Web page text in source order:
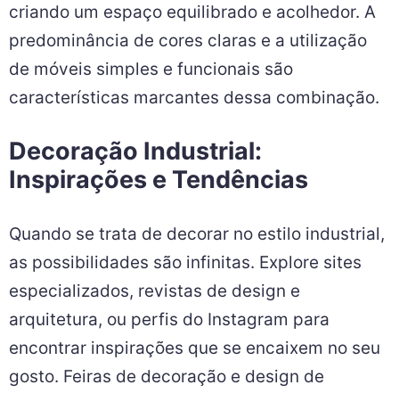
criando um espaço equilibrado e acolhedor. A
predominância de cores claras e a utilização
de móveis simples e funcionais são
características marcantes dessa combinação.
Decoração Industrial:
Inspirações e Tendências
Quando se trata de decorar no estilo industrial,
as possibilidades são infinitas. Explore sites
especializados, revistas de design e
arquitetura, ou perfis do Instagram para
encontrar inspirações que se encaixem no seu
gosto. Feiras de decoração e design de